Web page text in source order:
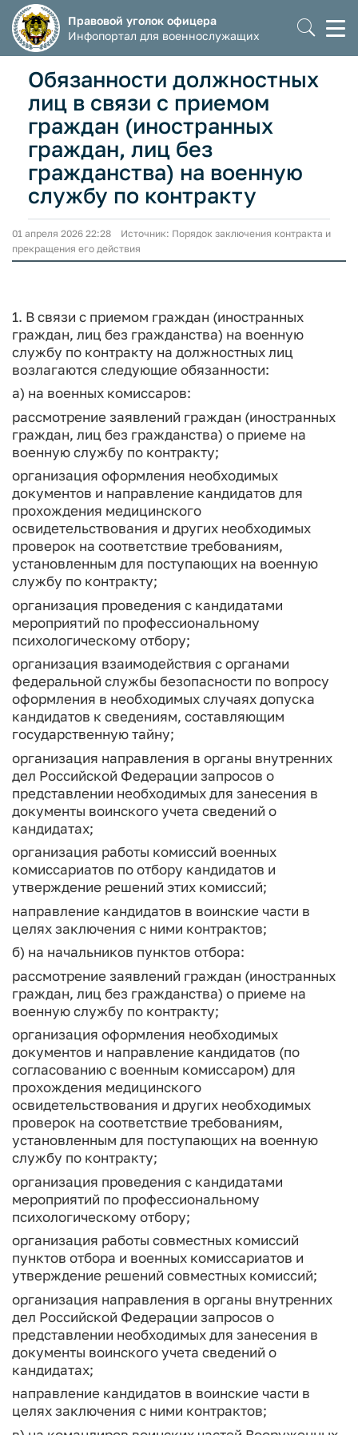
Правовой уголок офицера
Инфопортал для военнослужащих
Обязанности должностных
лиц в связи с приемом
граждан (иностранных
граждан, лиц без
гражданства) на военную
службу по контракту
01 апреля 2026 22:28 Источник: Порядок заключения контракта и
прекращения его действия
1. В связи с приемом граждан (иностранных
граждан, лиц без гражданства) на военную
службу по контракту на должностных лиц
возлагаются следующие обязанности:
а) на военных комиссаров:
рассмотрение заявлений граждан (иностранных
граждан, лиц без гражданства) о приеме на
военную службу по контракту;
организация оформления необходимых
документов и направление кандидатов для
прохождения медицинского
освидетельствования и других необходимых
проверок на соответствие требованиям,
установленным для поступающих на военную
службу по контракту;
организация проведения с кандидатами
мероприятий по профессиональному
психологическому отбору;
организация взаимодействия с органами
федеральной службы безопасности по вопросу
оформления в необходимых случаях допуска
кандидатов к сведениям, составляющим
государственную тайну;
организация направления в органы внутренних
дел Российской Федерации запросов о
представлении необходимых для занесения в
документы воинского учета сведений о
кандидатах;
организация работы комиссий военных
комиссариатов по отбору кандидатов и
утверждение решений этих комиссий;
направление кандидатов в воинские части в
целях заключения с ними контрактов;
б) на начальников пунктов отбора:
рассмотрение заявлений граждан (иностранных
граждан, лиц без гражданства) о приеме на
военную службу по контракту;
организация оформления необходимых
документов и направление кандидатов (по
согласованию с военным комиссаром) для
прохождения медицинского
освидетельствования и других необходимых
проверок на соответствие требованиям,
установленным для поступающих на военную
службу по контракту;
организация проведения с кандидатами
мероприятий по профессиональному
психологическому отбору;
организация работы совместных комиссий
пунктов отбора и военных комиссариатов и
утверждение решений совместных комиссий;
организация направления в органы внутренних
дел Российской Федерации запросов о
представлении необходимых для занесения в
документы воинского учета сведений о
кандидатах;
направление кандидатов в воинские части в
целях заключения с ними контрактов;